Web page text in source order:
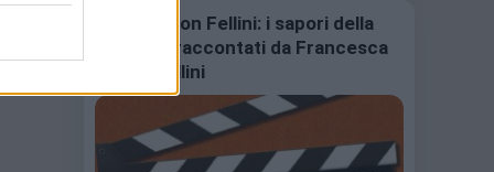
A tavola con Fellini: i sapori della
memoria raccontati da Francesca
Fabbri Fellini